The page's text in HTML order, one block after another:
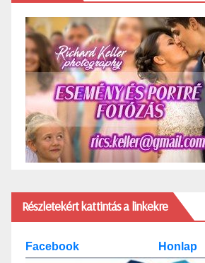
Részletekért kattintás a linkekre
Facebook Honlap